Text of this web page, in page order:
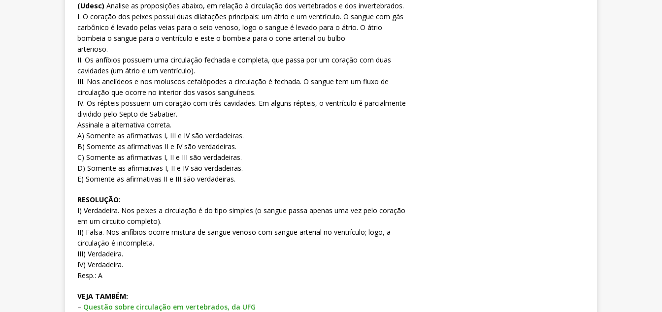
(Udesc) Analise as proposições abaixo, em relação à circulação dos vertebrados e dos invertebrados.
I. O coração dos peixes possui duas dilatações principais: um átrio e um ventrículo. O sangue com gás
carbônico é levado pelas veias para o seio venoso, logo o sangue é levado para o átrio. O átrio
bombeia o sangue para o ventrículo e este o bombeia para o cone arterial ou bulbo
arterioso.
II. Os anfíbios possuem uma circulação fechada e completa, que passa por um coração com duas
cavidades (um átrio e um ventrículo).
III. Nos anelídeos e nos moluscos cefalópodes a circulação é fechada. O sangue tem um fluxo de
circulação que ocorre no interior dos vasos sanguíneos.
IV. Os répteis possuem um coração com três cavidades. Em alguns répteis, o ventrículo é parcialmente
dividido pelo Septo de Sabatier.
Assinale a alternativa correta.
A) Somente as afirmativas I, III e IV são verdadeiras.
B) Somente as afirmativas II e IV são verdadeiras.
C) Somente as afirmativas I, II e III são verdadeiras.
D) Somente as afirmativas I, II e IV são verdadeiras.
E) Somente as afirmativas II e III são verdadeiras.
RESOLUÇÃO:
I) Verdadeira. Nos peixes a circulação é do tipo simples (o sangue passa apenas uma vez pelo coração
em um circuito completo).
II) Falsa. Nos anfíbios ocorre mistura de sangue venoso com sangue arterial no ventrículo; logo, a
circulação é incompleta.
III) Verdadeira.
IV) Verdadeira.
Resp.: A
VEJA TAMBÉM:
– Questão sobre circulação em vertebrados, da UFG